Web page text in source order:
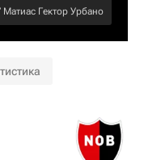
Матиас Гектор Урбано